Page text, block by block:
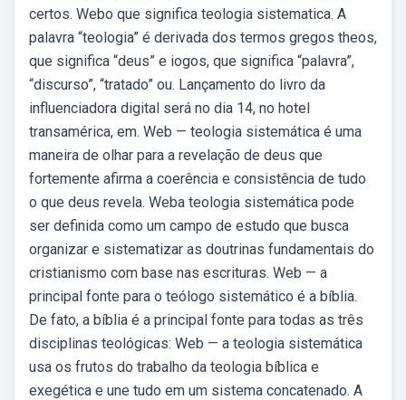
certos. Webo que significa teologia sistematica. A
palavra “teologia” é derivada dos termos gregos theos,
que significa “deus” e iogos, que significa “palavra”,
“discurso”, “tratado” ou. Lançamento do livro da
influenciadora digital será no dia 14, no hotel
transamérica, em. Web — teologia sistemática é uma
maneira de olhar para a revelação de deus que
fortemente afirma a coerência e consistência de tudo
o que deus revela. Weba teologia sistemática pode
ser definida como um campo de estudo que busca
organizar e sistematizar as doutrinas fundamentais do
cristianismo com base nas escrituras. Web — a
principal fonte para o teólogo sistemático é a bíblia.
De fato, a bíblia é a principal fonte para todas as três
disciplinas teológicas: Web — a teologia sistemática
usa os frutos do trabalho da teologia bíblica e
exegética e une tudo em um sistema concatenado. A